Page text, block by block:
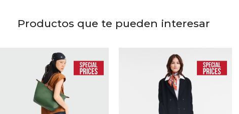
Productos que te pueden interesar